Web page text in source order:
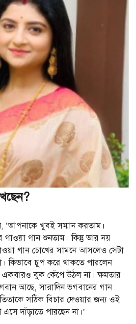
‘আপনাকে খুবই সম্মান করতাম।
গাওয়া গান শুনতাম। কিন্তু আর নয়
গান চোখের সামনে আসলেও সেটা
কিভাবে চুপ করে থাকতে পারলেন
বুক কেঁপে উঠল না। ক্ষমতার
আছে, সারাদিন ভগবানের গান
সঠিক বিচার দেওয়ার জন্য ওই
দাঁড়াতে পারছেন না।’